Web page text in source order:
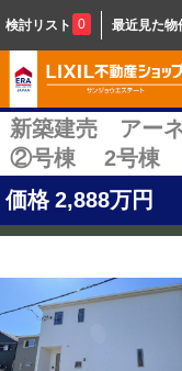
検討リスト 0 最近見た物
新築建売 ア
②号棟 2号棟
価格 2,888万円